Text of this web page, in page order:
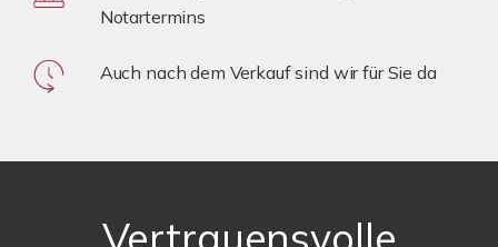
Notartermins
Auch nach dem Verkauf sind wir für Sie da